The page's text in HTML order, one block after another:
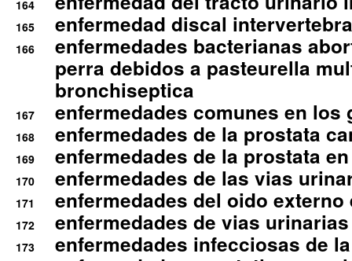
164
165 enfermedad discal
166
enfermedades bacterianas
perra debidos a pasteurella
bronchiseptica
167 enfermedades comunes en los
168 enfermedades de la prostata
169 enfermedades de la prostata
170 enfermedades de las vias
171 enfermedades del oido
172 enfermedades de vias
173 enfermedades infecciosas de